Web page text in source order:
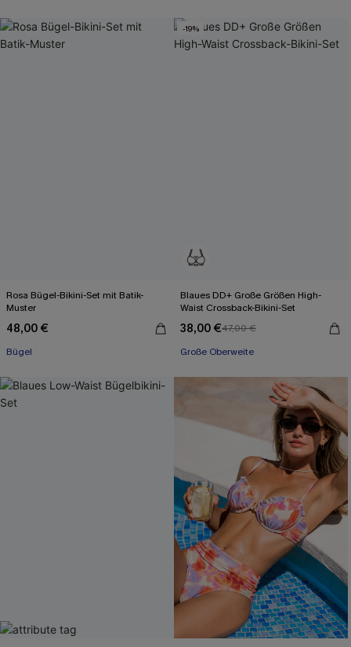
Rosa Bügel-Bikini-Set mit Batik-
Muster
48,00 €
Bügel
-19%
Blaues DD+ Große Größen High-
Waist Crossback-Bikini-Set
38,00 €47,00 €
Große Oberweite